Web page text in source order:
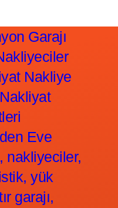
Garajı
Nakliye
Eve
nakliyeciler,
yük
garajı,